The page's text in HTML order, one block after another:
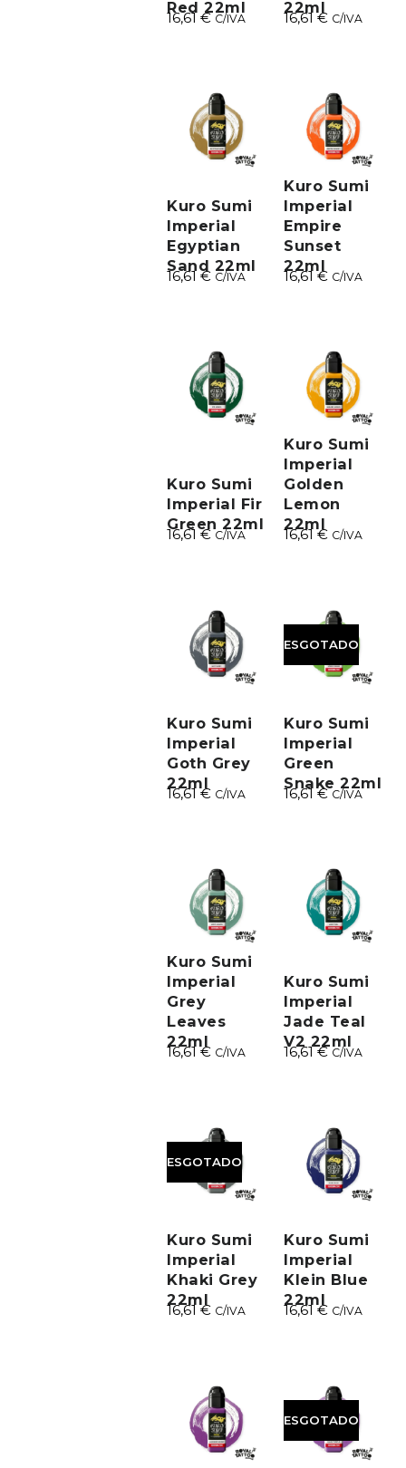
Red 22ml
16,61€ C/IVA
22ml
16,61€ C/IVA
Kuro Sumi
Imperial
Egyptian
Sand 22ml
16,61€ C/IVA
Kuro Sumi
Imperial
Empire
Sunset
22ml
16,61€ C/IVA
Kuro Sumi
Imperial Fir
Green 22ml
16,61€ C/IVA
Kuro Sumi
Imperial
Golden
Lemon
22ml
16,61€ C/IVA
Kuro Sumi
Imperial
Goth Grey
22ml
16,61€ C/IVA
ESGOTADO
Kuro Sumi
Imperial
Green
Snake 22ml
16,61€ C/IVA
Kuro Sumi
Imperial
Grey
Leaves
22ml
16,61€ C/IVA
Kuro Sumi
Imperial
Jade Teal
V2 22ml
16,61€ C/IVA
ESGOTADO
Kuro Sumi
Imperial
Khaki Grey
22ml
16,61€ C/IVA
Kuro Sumi
Imperial
Klein Blue
22ml
16,61€ C/IVA
ESGOTADO